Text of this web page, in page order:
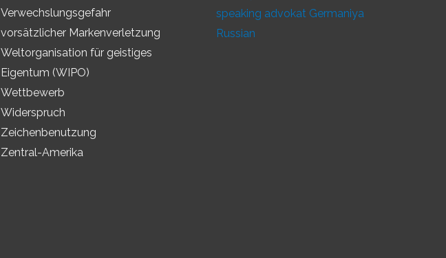
Verwechslungsgefahr
vorsätzlicher Markenverletzung
Weltorganisation für geistiges
Eigentum (WIPO)
Wettbewerb
Widerspruch
Zeichenbenutzung
Zentral-Amerika
Russian